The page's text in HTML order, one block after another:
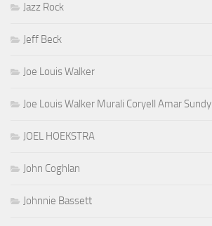
Jazz Rock
Jeff Beck
Joe Louis Walker
Joe Louis Walker Murali Coryell Amar Sundy
JOEL HOEKSTRA
John Coghlan
Johnnie Bassett